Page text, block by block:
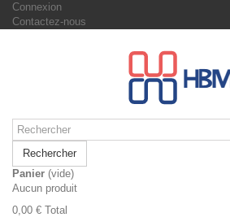
Connexion
Contactez-nous
Rechercher
Panier (vide)
Aucun produit
0,00 € Total